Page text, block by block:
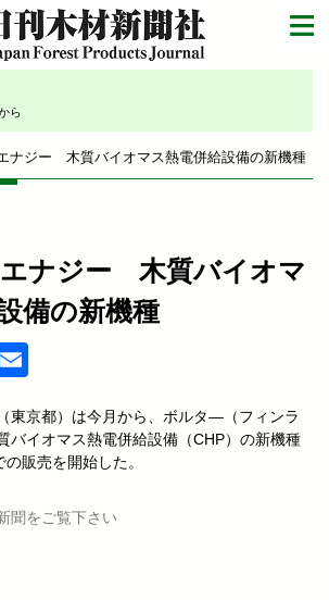
ら
ナジー 木質バイオマス熱電併給設備の新機種
ナジー 木質バイオマ
備の新機種
東京都）は今月から、ボルタ―（フィンラ
バイオマス熱電併給設備（CHP）の新機種
の販売を開始した。
聞をご覧下さい